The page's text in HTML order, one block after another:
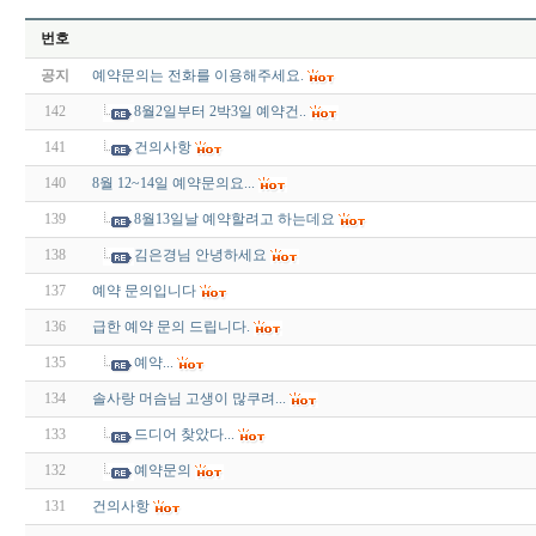
번호
공지 예약문의는 전화를 이용해주세요.
142 8월2일부터 2박3일 예약건..
141 건의사항
140 8월 12~14일 예약문의요...
139 8월13일날 예약할려고 하는데요
138 김은경님 안녕하세요
137 예약 문의입니다
136 급한 예약 문의 드립니다.
135 예약...
134 솔사랑 머슴님 고생이 많쿠려...
133 드디어 찾았다...
132 예약문의
131 건의사항